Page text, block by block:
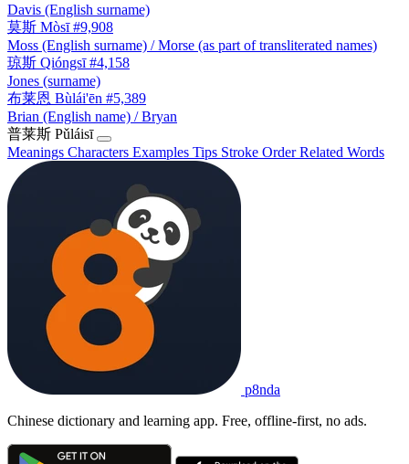
Davis (English surname)
莫斯 Mòsī #9,908
Moss (English surname) / Morse (as part of transliterated names)
琼斯 Qióngsī #4,158
Jones (surname)
布莱恩 Bùlái'ēn #5,389
Brian (English name) / Bryan
普莱斯 Pǔláisī
Meanings Characters Examples Tips Stroke OrderRelated Words
p8nda
Chinese dictionary and learning app. Free, offline-first, no ads.